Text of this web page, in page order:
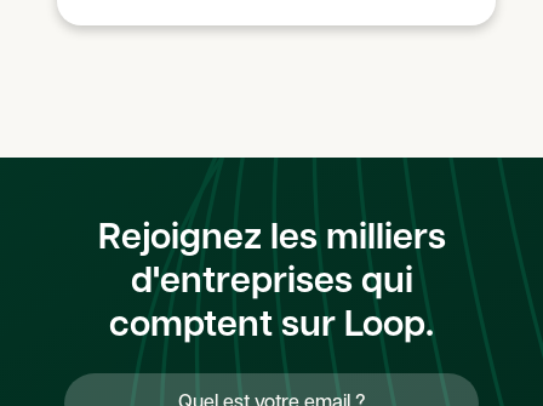
Rejoignez les milliers
d'entreprises qui
comptent sur Loop.